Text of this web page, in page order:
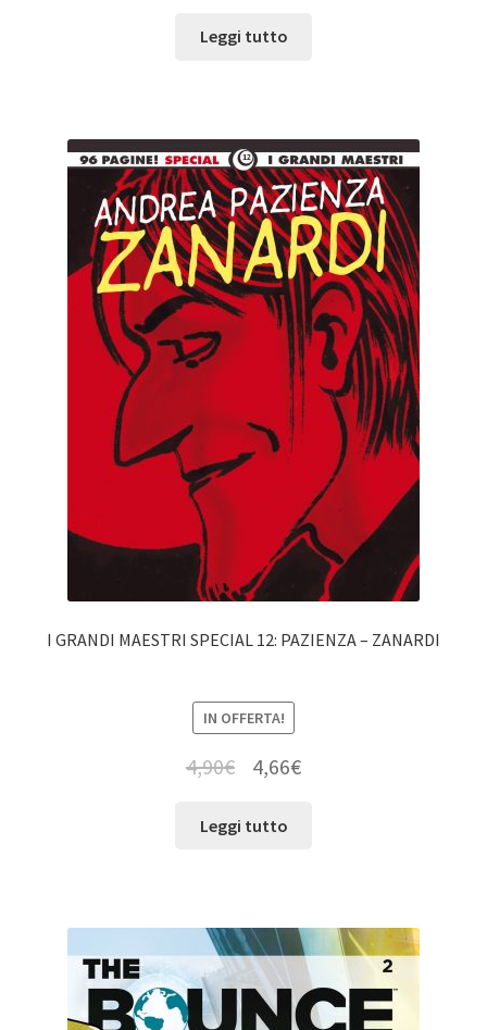
Leggi tutto
I GRANDI MAESTRI SPECIAL 12: PAZIENZA – ZANARDI
IN OFFERTA!
4,90€ 4,66€
Leggi tutto